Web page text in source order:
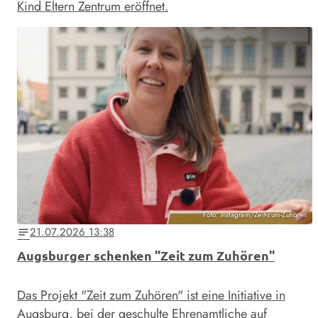
Kind Eltern Zentrum eröffnet.
Foto: Instagram/Zeit-zum-Zuhören
notes21.07.2026 13:38
Augsburger schenken "Zeit zum Zuhören"
Das Projekt "Zeit zum Zuhören" ist eine Initiative in
Augsburg, bei der geschulte Ehrenamtliche auf